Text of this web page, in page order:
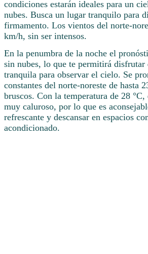
condiciones estarán ideales para un
nubes. Busca un lugar tranquilo para
firmamento. Los vientos del norte-
km/h, sin ser intensos.
En la penumbra de la noche el
sin nubes, lo que te permitirá disfrutar
tranquila para observar el cielo. Se
constantes del norte-noreste de hasta
bruscos. Con la temperatura de 28 °C,
muy caluroso, por lo que es
refrescante y descansar en espacios
acondicionado.